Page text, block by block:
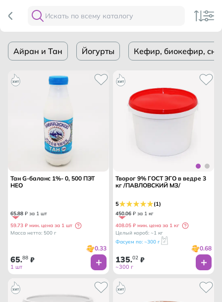
Айран и Тан Йогурты Кефир, биокефир,
Тан G-баланс 1%- 0, 500 ПЭТ
НЕО
65.88 ₽ за 1 шт
59.73 ₽ мин. цена за 1 шт
Масса нетто: 500 г
0.33
65.88 ₽
1 шт
Творог 9% ГОСТ ЭГО в ведре 3
кг /ПАВЛОВСКИЙ МЗ/
5 (1)
450.06 ₽ за 1 кг
408.05 ₽ мин. цена за 1 кг
Целый короб: ~1 кг
Фасуем по: ~300 г
0.68
135.02 ₽
~300 г